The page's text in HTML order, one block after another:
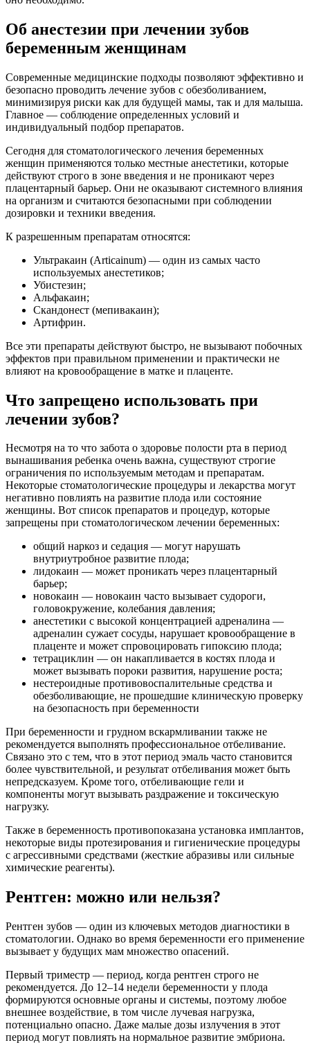
Об анестезии при лечении зубов
беременным женщинам
Современные медицинские подходы позволяют эффективно и
безопасно проводить лечение зубов с обезболиванием,
минимизируя риски как для будущей мамы, так и для малыша.
Главное — соблюдение определенных условий и
индивидуальный подбор препаратов.
Сегодня для стоматологического лечения беременных
женщин применяются только местные анестетики, которые
действуют строго в зоне введения и не проникают через
плацентарный барьер. Они не оказывают системного влияния
на организм и считаются безопасными при соблюдении
дозировки и техники введения.
К разрешенным препаратам относятся:
Ультракаин (Articainum) — один из самых часто
используемых анестетиков;
Убистезин;
Альфакаин;
Скандонест (мепивакаин);
Артифрин.
Все эти препараты действуют быстро, не вызывают побочных
эффектов при правильном применении и практически не
влияют на кровообращение в матке и плаценте.
Что запрещено использовать при
лечении зубов?
Несмотря на то что забота о здоровье полости рта в период
вынашивания ребенка очень важна, существуют строгие
ограничения по используемым методам и препаратам.
Некоторые стоматологические процедуры и лекарства могут
негативно повлиять на развитие плода или состояние
женщины. Вот список препаратов и процедур, которые
запрещены при стоматологическом лечении беременных:
общий наркоз и седация — могут нарушать
внутриутробное развитие плода;
лидокаин — может проникать через плацентарный
барьер;
новокаин — новокаин часто вызывает судороги,
головокружение, колебания давления;
анестетики с высокой концентрацией адреналина —
адреналин сужает сосуды, нарушает кровообращение в
плаценте и может спровоцировать гипоксию плода;
тетрациклин — он накапливается в костях плода и
может вызывать пороки развития, нарушение роста;
нестероидные противовоспалительные средства и
обезболивающие, не прошедшие клиническую проверку
на безопасность при беременности
При беременности и грудном вскармливании также не
рекомендуется выполнять профессиональное отбеливание.
Связано это с тем, что в этот период эмаль часто становится
более чувствительной, и результат отбеливания может быть
непредсказуем. Кроме того, отбеливающие гели и
компоненты могут вызывать раздражение и токсическую
нагрузку.
Также в беременность противопоказана установка имплантов,
некоторые виды протезирования и гигиенические процедуры
с агрессивными средствами (жесткие абразивы или сильные
химические реагенты).
Рентген: можно или нельзя?
Рентген зубов — один из ключевых методов диагностики в
стоматологии. Однако во время беременности его применение
вызывает у будущих мам множество опасений.
Первый триместр — период, когда рентген строго не
рекомендуется. До 12–14 недели беременности у плода
формируются основные органы и системы, поэтому любое
внешнее воздействие, в том числе лучевая нагрузка,
потенциально опасно. Даже малые дозы излучения в этот
период могут повлиять на нормальное развитие эмбриона.